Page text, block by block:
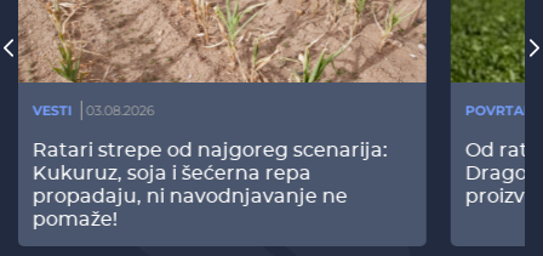
VESTI 03.08.2026
Ratari strepe od najgoreg scenarija:
Kukuruz, soja i šećerna repa
propadaju, ni navodnjavanje ne
pomaže!
Od